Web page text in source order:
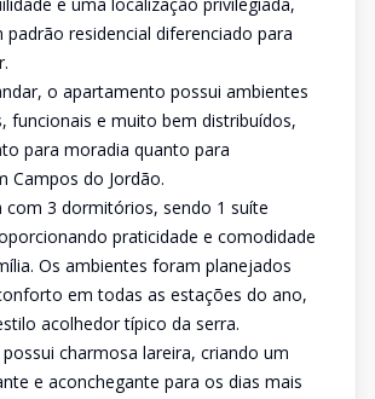
residencial diferenciado para
o apartamento possui ambientes
funcionais e muito bem distribuídos,
para moradia quanto para
Campos do Jordão.
com 3 dormitórios, sendo 1 suíte
praticidade e comodidade
Os ambientes foram planejados
em todas as estações do ano,
acolhedor típico da serra.
charmosa lareira, criando um
e aconchegante para os dias mais